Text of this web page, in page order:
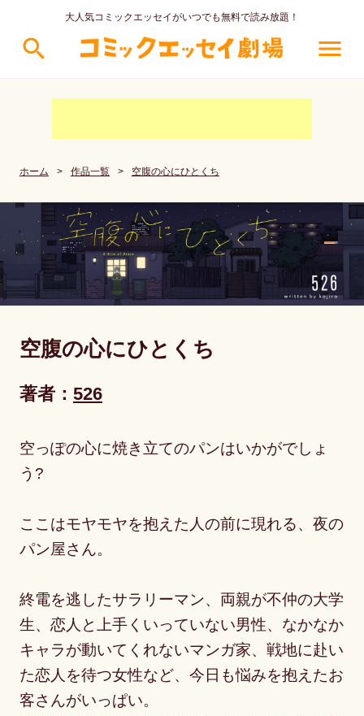
大人気コミックエッセイがいつでも無料で読み放題！
search menu
ホーム > 作品一覧 > 空腹の心にひとくち
空腹の心にひとくち
著者： 526
空っぽの心に焼き立てのパンはいかがでしょ
う?
ここはモヤモヤを抱えた人の前に現れる、夜の
パン屋さん。
終電を逃したサラリーマン、両親が不仲の大学
生、恋人と上手くいっていない男性、なかなか
キャラが動いてくれないマンガ家、戦地に赴い
た恋人を待つ女性など、今日も悩みを抱えたお
客さんがいっぱい。